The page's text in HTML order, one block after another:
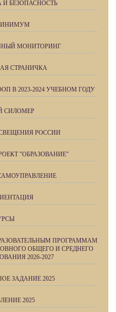
БЕЗОПАСНОСТЬ
МОНИТОРИНГ
СТРАНИЧКА
В 2023-2024 УЧЕБНОМ ГОДУ
СИЛОМЕР
РОССИИ
"ОБРАЗОВАНИЕ"
ПРОГРАММАМ
ОБЩЕГО И СРЕДНЕГО
2026-2027
ЗАДАНИЕ 2025
2025